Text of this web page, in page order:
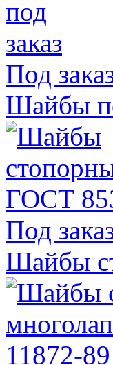
Под
Шайбы
Под
Шайбы